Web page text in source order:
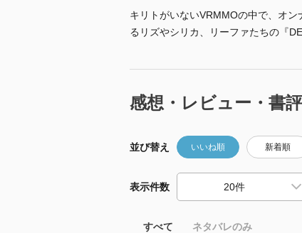
キリトがいないVRMMOの中で、オ
るリズやシリカ、リーファたちの『
感想・レビュー・書評
並び替え いいね順 新着順
表示件数
すべて ネタバレのみ